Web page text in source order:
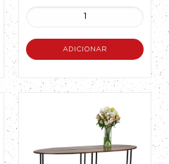
ADICIONAR